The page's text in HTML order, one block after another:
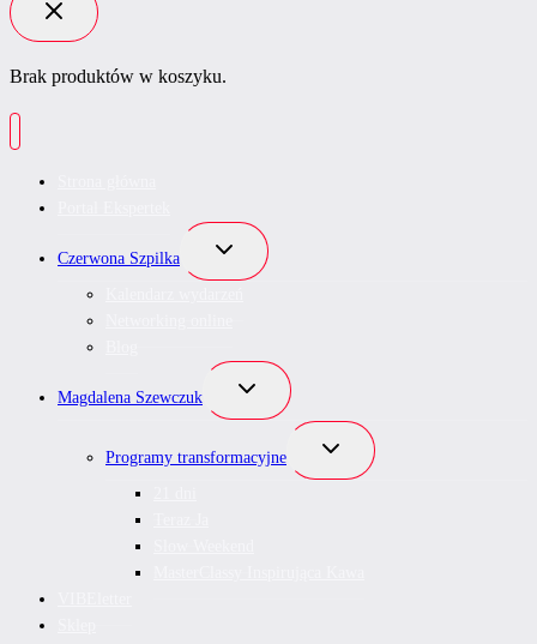
Brak produktów w koszyku.
Czerwona Szpilka
Przełącz
podrzędne
Magdalena Szewczuk
Przełącz
podrzędne
Programy transformacyjne
Przełącz
podrzędne